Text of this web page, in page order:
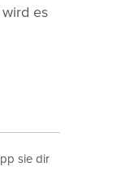
es
sie dir